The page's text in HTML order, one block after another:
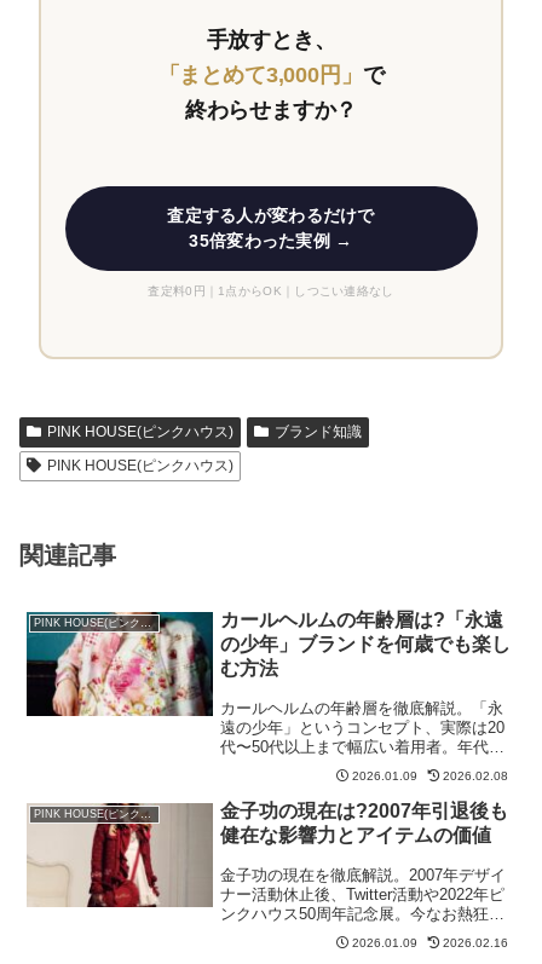
手放すとき、
「まとめて3,000円」 で
終わらせますか？
査定する人が変わるだけで
35倍変わった実例 →
査定料0円｜1点からOK｜しつこい連絡なし
PINK HOUSE(ピンクハウス)
ブランド知識
PINK HOUSE(ピンクハウス)
関連記事
PINK HOUSE(ピンクハウス)
カールヘルムの年齢層は?「永遠
の少年」ブランドを何歳でも楽し
む方法
カールヘルムの年齢層を徹底解説。「永
遠の少年」というコンセプト、実際は20
代〜50代以上まで幅広い着用者。年代別
の着こなし方も紹介。2026.01.09 2026.02.08
PINK HOUSE(ピンクハウス)
金子功の現在は?2007年引退後も
健在な影響力とアイテムの価値
金子功の現在を徹底解説。2007年デザイ
ナー活動休止後、Twitter活動や2022年ピ
ンクハウス50周年記念展。今なお熱狂的
なファンに愛される理由と金子功時代の
アイテムの価値。
2026.01.09 2026.02.16